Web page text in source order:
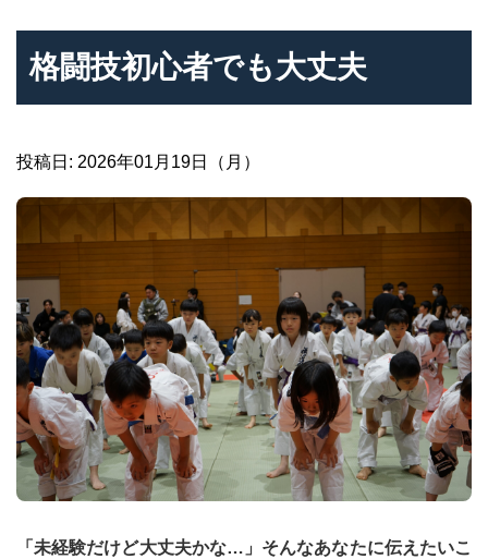
格闘技初心者でも大丈夫
投稿日: 2026年01月19日（月）
「未経験だけど大丈夫かな…」そんなあなたに伝えたいこ